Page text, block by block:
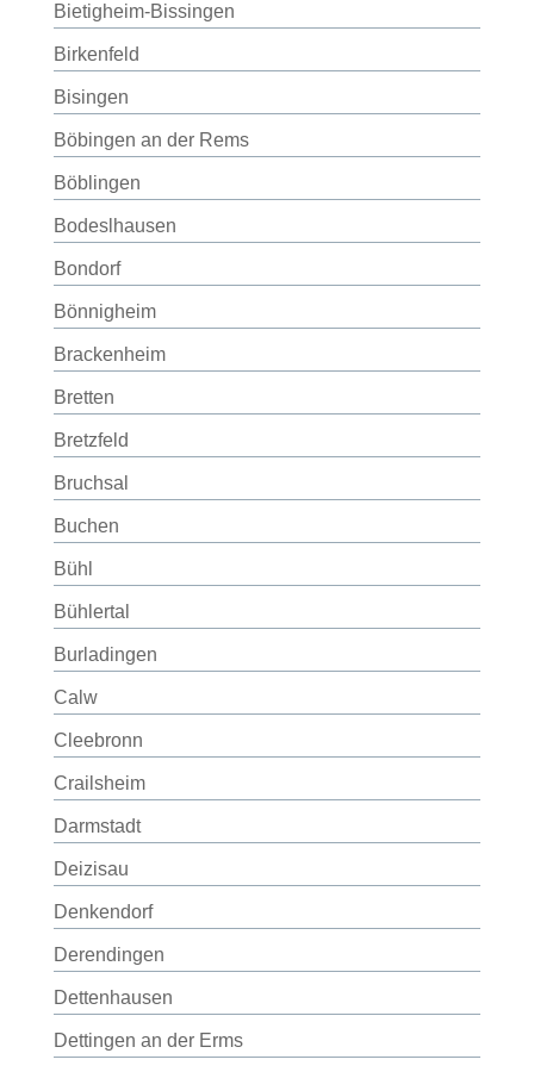
Bietigheim-Bissingen
Birkenfeld
Bisingen
Böbingen an der Rems
Böblingen
Bodeslhausen
Bondorf
Bönnigheim
Brackenheim
Bretten
Bretzfeld
Bruchsal
Buchen
Bühl
Bühlertal
Burladingen
Calw
Cleebronn
Crailsheim
Darmstadt
Deizisau
Denkendorf
Derendingen
Dettenhausen
Dettingen an der Erms